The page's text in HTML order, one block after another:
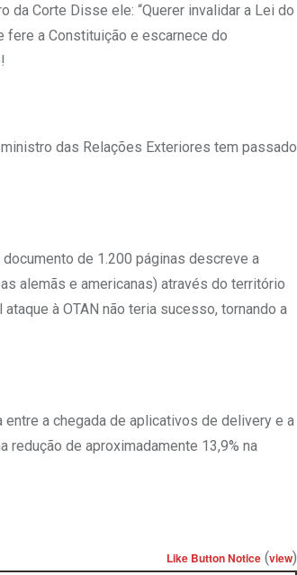
Corte Disse ele: “Querer invalidar a Lei do
a Constituição e escarnece do
das Relações Exteriores tem passado
de 1.200 páginas descreve a
alemãs e americanas) através do território
à OTAN não teria sucesso, tornando a
entre a chegada de aplicativos de delivery e a
redução de aproximadamente 13,9% na
Like Button Notice (view)